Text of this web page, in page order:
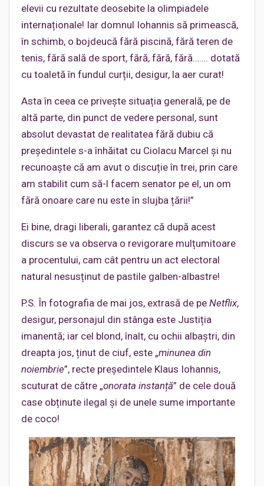
elevii cu rezultate deosebite la olimpiadele
internaționale! Iar domnul Iohannis să primească,
în schimb, o bojdeucă fără piscină, fără teren de
tenis, fără sală de sport, fără, fără, fără……. dotată
cu toaletă în fundul curții, desigur, la aer curat!
Asta în ceea ce privește situația generală, pe de
altă parte, din punct de vedere personal, sunt
absolut devastat de realitatea fără dubiu că
președintele s-a înhăitat cu Ciolacu Marcel și nu
recunoaște că am avut o discuție în trei, prin care
am stabilit cum să-l facem senator pe el, un om
fără onoare care nu este în slujba țării!”
Ei bine, dragi liberali, garantez că după acest
discurs se va observa o revigorare mulțumitoare
a procentului, cam cât pentru un act electoral
natural nesusținut de pastile galben-albastre!
P.S. În fotografia de mai jos, extrasă de pe Netflix,
desigur, personajul din stânga este Justiția
imanentă; iar cel blond, înalt, cu ochii albaștri, din
dreapta jos, ținut de ciuf, este „minunea din
noiembrie”, recte președintele Klaus Iohannis,
scuturat de către „onorata instanță” de cele două
case obținute ilegal și de unele sume importante
de coco!